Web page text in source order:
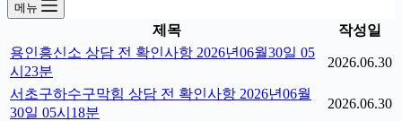
메뉴
제목
작성일
용인흥신소 상담 전 확인사항 2026년06월30일 05
시23분
2026.06.30
서초구하수구막힘 상담 전 확인사항 2026년06월
30일 05시18분
2026.06.30